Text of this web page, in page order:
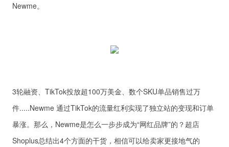
Newme。
3轮融资、TikTok投放超100万美金、数个SKU单品销售过万
件.....Newme 通过TikTok的流量红利实现了独立站的变现和订单
暴涨。那么，Newme是怎么一步步成为“网红品牌”的？超店
Shoplus总结出4个方面的干货，相信可以给卖家更接地气的